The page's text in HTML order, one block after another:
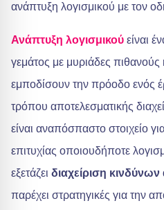
ανάπτυξη λογισμικού με τον
Ανάπτυξη λογισμικού είναι
γεμάτος με μυριάδες
εμποδίσουν την πρόοδο ενός
τρόπου αποτελεσματικής
είναι αναπόσπαστο στοιχείο
επιτυχίας οποιουδήποτε
εξετάζει διαχείριση
παρέχει στρατηγικές για την